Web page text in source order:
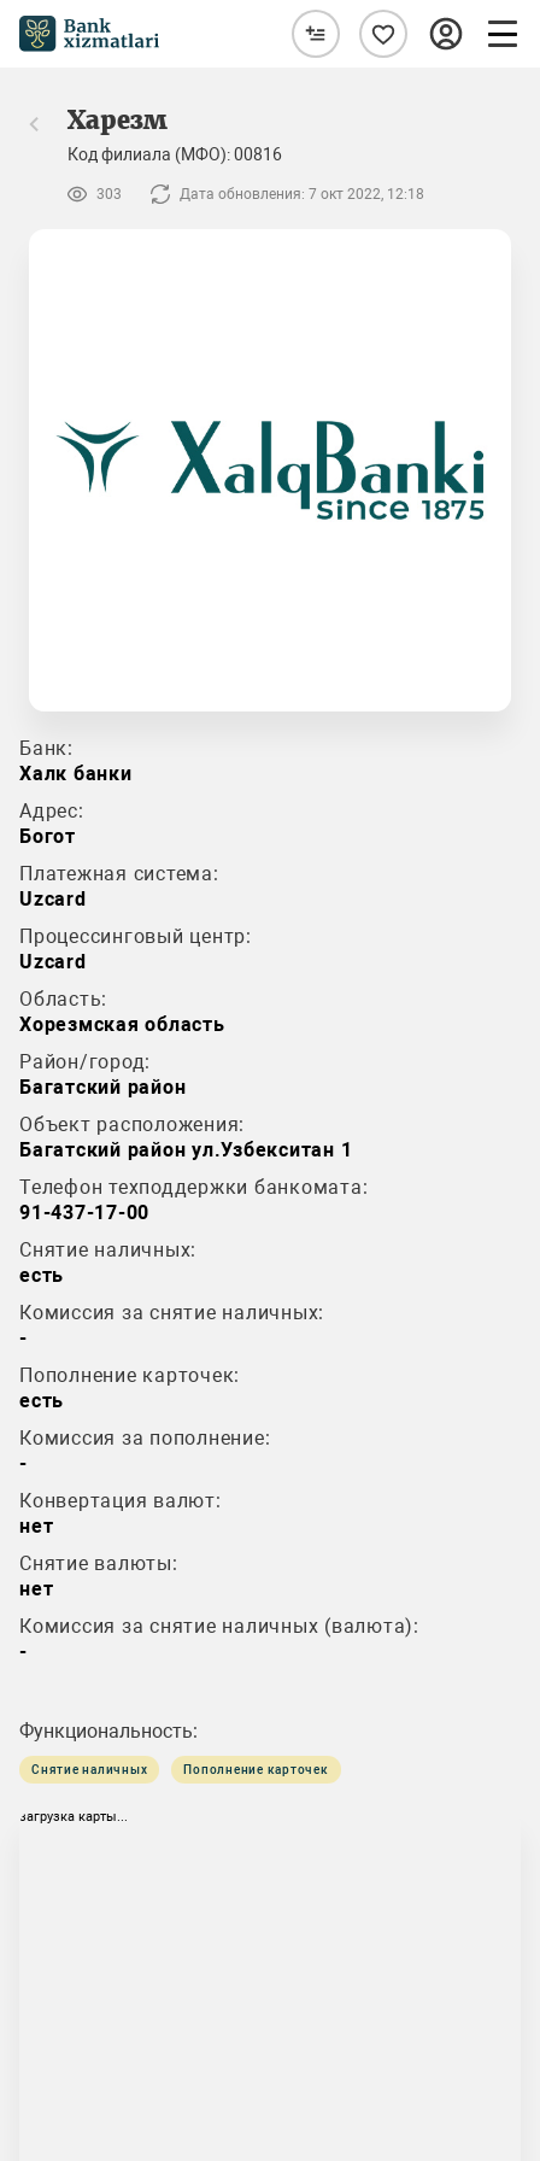
Харезм
Код филиала (МФО): 00816
303 Дата обновления: 7 окт 2022, 12:18
Банк:
Халк банки
Адрес:
Богот
Платежная система:
Uzcard
Процессинговый центр:
Uzcard
Область:
Хорезмская область
Район/город:
Багатский район
Объект расположения:
Багатский район ул.Узбекситан 1
Телефон техподдержки банкомата:
91-437-17-00
Снятие наличных:
есть
Комиссия за снятие наличных:
-
Пополнение карточек:
есть
Комиссия за пополнение:
-
Конвертация валют:
нет
Снятие валюты:
нет
Комиссия за снятие наличных (валюта):
-
Функциональность:
Снятие наличных Пополнение карточек
загрузка карты...